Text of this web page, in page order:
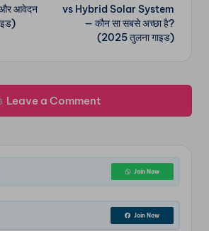
और आवेदन
vs Hybrid Solar System
— कौन सा सबसे अच्छा है?
(2025 तुलना गाइड)
Leave a Comment
Join Now
Join Now